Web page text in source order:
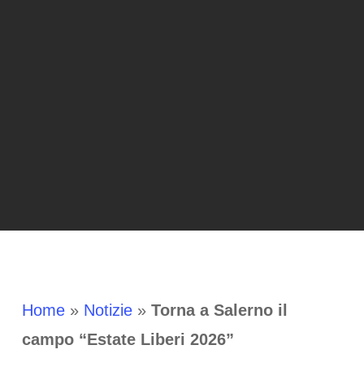
Home» Notizie» Torna a Salerno il
campo “Estate Liberi 2026”